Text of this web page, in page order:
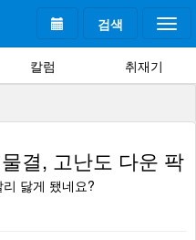
검색
칼럼 취재기
결, 고난도 다운 팍
닳게 됐네요?